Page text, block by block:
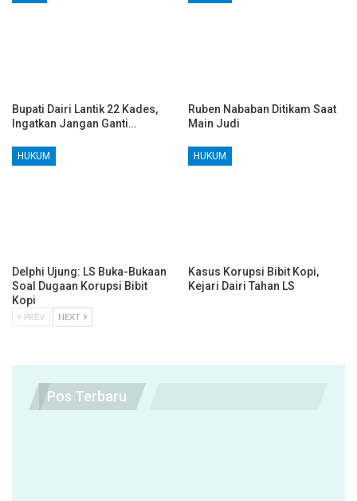
Bupati Dairi Lantik 22 Kades,
Ingatkan Jangan Ganti…
Ruben Nababan Ditikam Saat
Main Judi
HUKUM
Delphi Ujung: LS Buka-Bukaan
Soal Dugaan Korupsi Bibit
Kopi
HUKUM
Kasus Korupsi Bibit Kopi,
Kejari Dairi Tahan LS
PREV NEXT
Pos Terbaru